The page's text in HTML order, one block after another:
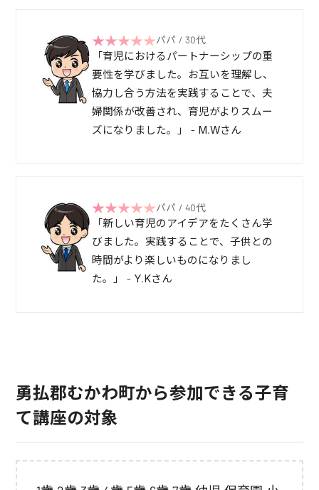
パパ / 30代
「育児におけるパートナーシップの重
要性を学びました。お互いを理解し、
協力し合う方法を実践することで、夫
婦関係が改善され、育児がよりスムー
ズになりました。」 - M.Wさん
パパ / 40代
「新しい育児のアイデアをたくさん学
びました。実践することで、子供との
時間がより楽しいものになりまし
た。」 - Y.Kさん
勇払郡むかわ町から参加できる子育
て講座の対象